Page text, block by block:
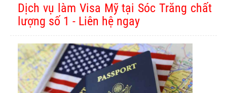
Dịch vụ làm Visa Mỹ tại Sóc Trăng chất
lượng số 1 - Liên hệ ngay